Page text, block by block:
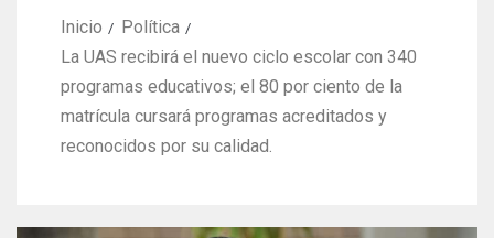
Inicio
Política
La UAS recibirá el nuevo ciclo escolar con 340
programas educativos; el 80 por ciento de la
matrícula cursará programas acreditados y
reconocidos por su calidad.